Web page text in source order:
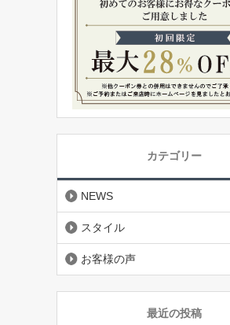
カテゴリー
NEWS
スタイル
お客様の声
最近の投稿